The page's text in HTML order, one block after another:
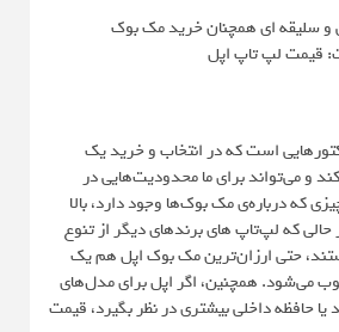
و سلیقه ای همچنان خرید مک بوک
قیمت لپ تاپ اپل
است که در انتخاب و خرید یک
و می‌تواند برای ما محدودیت‌هایی در
که درباره‌ی مک بوک‌ها وجود دارد، بالا
که لپ‌تاپ ‌های برندهای دیگر از تنوع
حتی ارزان‌ترین مک بوک اپل هم یک
می‌شود. همچنین، اگر اپل برای مدل‌های
یا حافظه داخلی بیشتری در نظر بگیرد، قیمت